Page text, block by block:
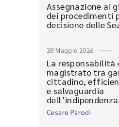
Assegnazione ai
dei procedimenti
decisione delle
28 Maggio 2026
La responsabilità
magistrato tra
cittadino,
e salvaguardia
dell’indipendenza
Cesare Parodi